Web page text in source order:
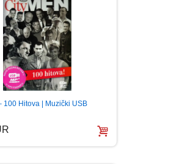
100 Hitova | Muzički USB